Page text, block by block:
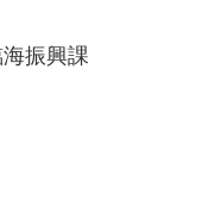
振興課